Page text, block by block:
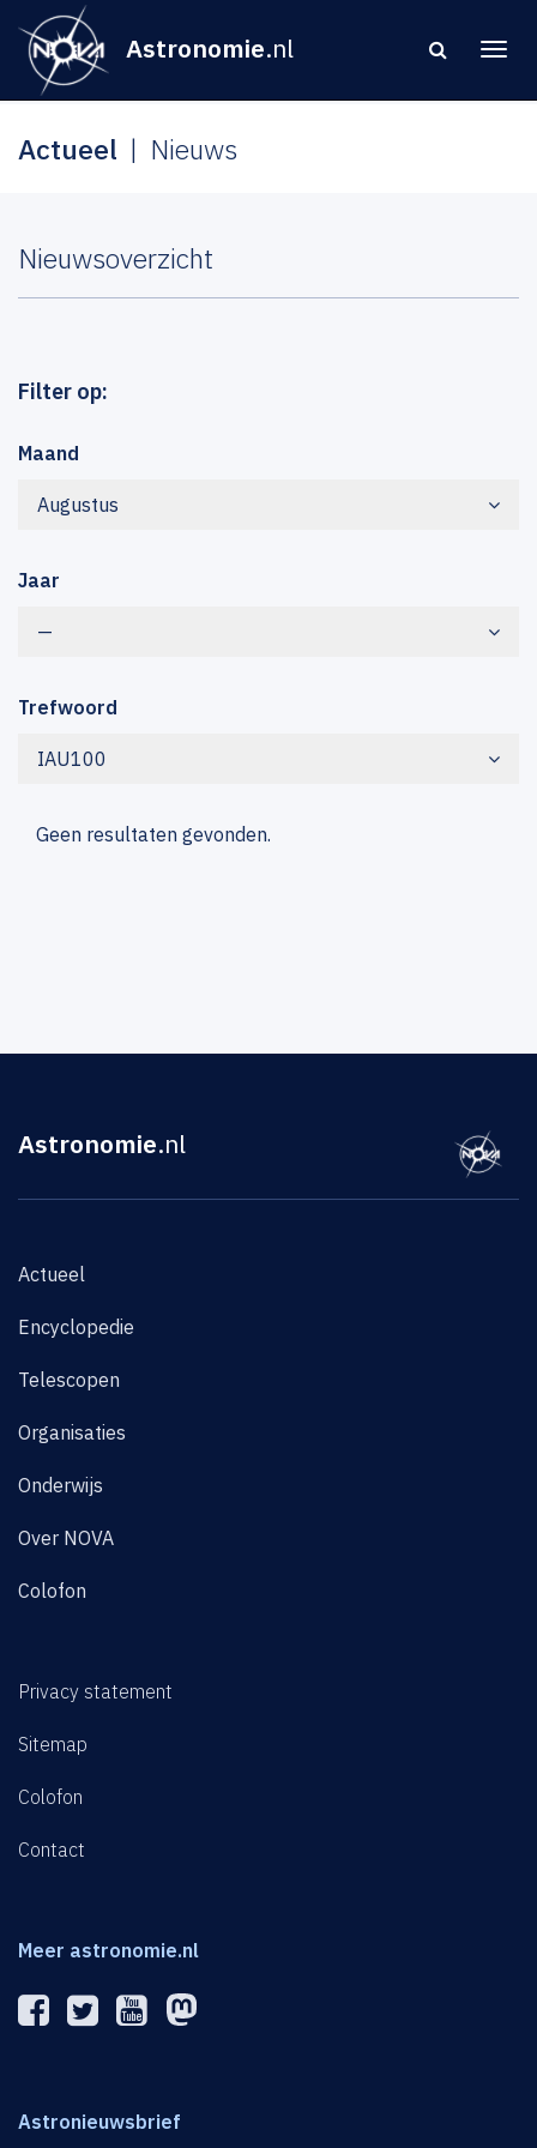
Astronomie.nl
Actueel Nieuws
Nieuwsoverzicht
Filter op:
Maand
Augustus
Jaar
—
Trefwoord
IAU100
Geen resultaten gevonden.
Astronomie.nl
Actueel
Encyclopedie
Telescopen
Organisaties
Onderwijs
Over NOVA
Colofon
Privacy statement
Sitemap
Colofon
Contact
Meer astronomie.nl
Astronieuwsbrief